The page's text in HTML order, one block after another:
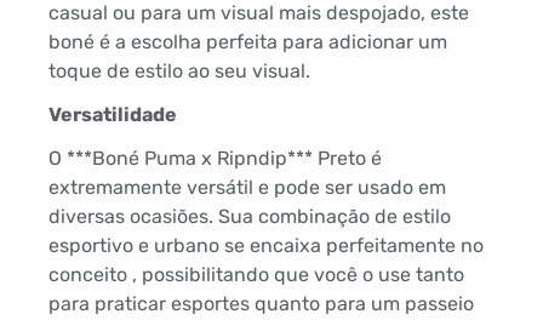
casual ou para um visual mais despojado, este
boné é a escolha perfeita para adicionar um
toque de estilo ao seu visual.
Versatilidade
O ***Boné Puma x Ripndip*** Preto é
extremamente versátil e pode ser usado em
diversas ocasiões. Sua combinação de estilo
esportivo e urbano se encaixa perfeitamente no
conceito , possibilitando que você o use tanto
para praticar esportes quanto para um passeio